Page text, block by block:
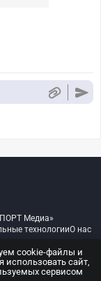
Медиа»
технологииО нас
cookie-файлы и
использовать сайт,
сервисом